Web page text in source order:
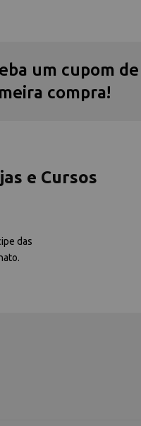
um cupom de
compra!
e Cursos
das